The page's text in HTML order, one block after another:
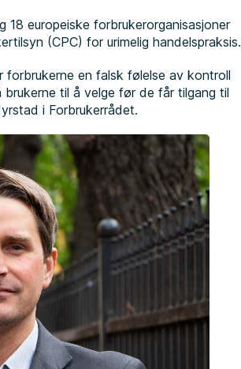
europeiske forbrukerorganisasjoner
(CPC) for urimelig handelspraksis.
en falsk følelse av kontroll
til å velge før de får tilgang til
i Forbrukerrådet.